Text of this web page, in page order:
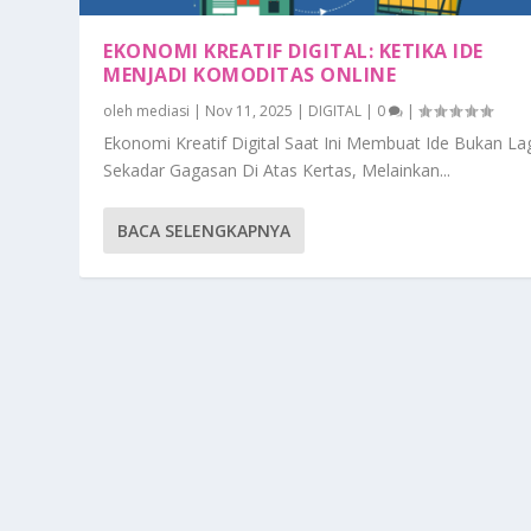
EKONOMI KREATIF DIGITAL: KETIKA IDE
MENJADI KOMODITAS ONLINE
oleh mediasi | Nov 11, 2025 | DIGITAL | 0 |
Ekonomi Kreatif Digital Saat Ini Membuat Ide Bukan
Sekadar Gagasan Di Atas Kertas, Melainkan...
BACA SELENGKAPNYA